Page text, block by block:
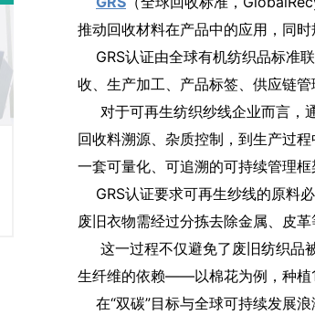
推动回收材料在产品中的应用，同
GRS认证由全球有机纺织品标准
收、生产加工、产品标签、供应链管
对于可再生纺织纱线企业而言，
回收料溯源、杂质控制，到生产过
一套可量化、可追溯的可持续管理框
GRS认证要求可再生纱线的原料
废旧衣物需经过分拣去除金属、皮
这一过程不仅避免了废旧纺织品
生纤维的依赖——以棉花为例，种植
在“双碳”目标与全球可持续发展